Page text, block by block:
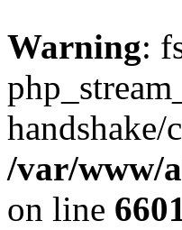
Warning:
/var/www/
on line